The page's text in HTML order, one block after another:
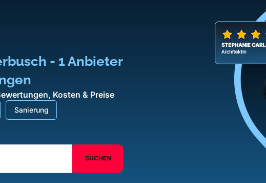
- 1 Anbieter
Kosten & Preise
Sanierung
SUCHEN